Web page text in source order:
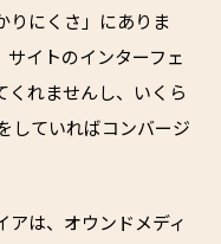
りにくさ」にありま
イトのインターフェ
くれませんし、いくら
していればコンバージ
アは、オウンドメディ